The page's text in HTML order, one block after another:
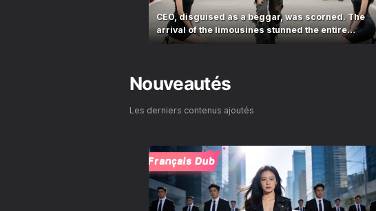
CEO, disguised as a beggar, was scorned. The
arrival of the limousines stunned the entire
village!
Nouveautés
Les derniers contenus ajoutés